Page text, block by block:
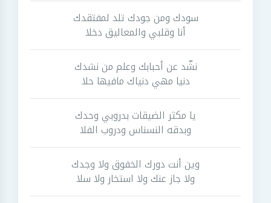
سودك ومن جودك تلد لمفتقدك
أنا وقلبي والمعاليق دخلا
نشّد عن أحبابك وعلم من نشدك
دنيا مهي دنياك مافيها حلا
يا مكثر الضيقات بدروبي وحدك
وبدقه النسناس ودروب الفلا
وين أنت دورك الخفوق ولا وجدك
ولا جاز عنك ولا استخار ولا سلا